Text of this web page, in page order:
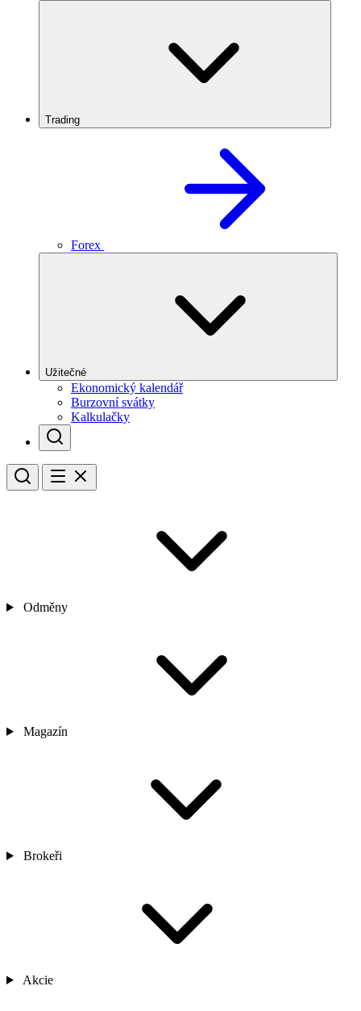
Trading
Forex
Užitečné
Ekonomický kalendář
Burzovní svátky
Kalkulačky
Odměny
Magazín
Brokeři
Akcie